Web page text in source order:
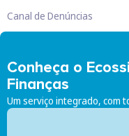
Conheça o
Finanças
Um serviço integrado, com
Canal de Denúncias
Doutor Finanças, Lda